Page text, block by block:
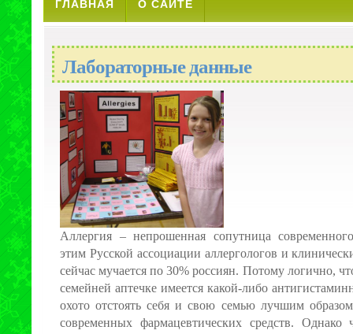
ГЛАВНАЯ О САЙТЕ
Лабораторные данные
Аллергия – непрошенная сопутница
этим Русской ассоциации аллергологов и
сейчас мучается по 30% россиян. Потому логично,
семейней аптечке имеется какой-либо
охото отстоять себя и свою семью лучшим
современных фармацевтических средств. Однако